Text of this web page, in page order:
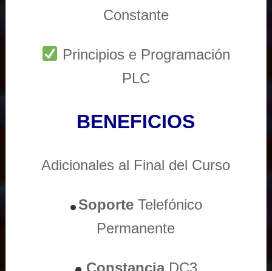
Constante
Principios e Programación
PLC
BENEFICIOS
Adicionales al Final del Curso
Soporte Telefónico
Permanente
ConstanciaDC3